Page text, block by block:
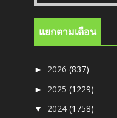
แยกตามเดือน
► 2026(837)
► 2025(1229)
▼ 2024(1758)